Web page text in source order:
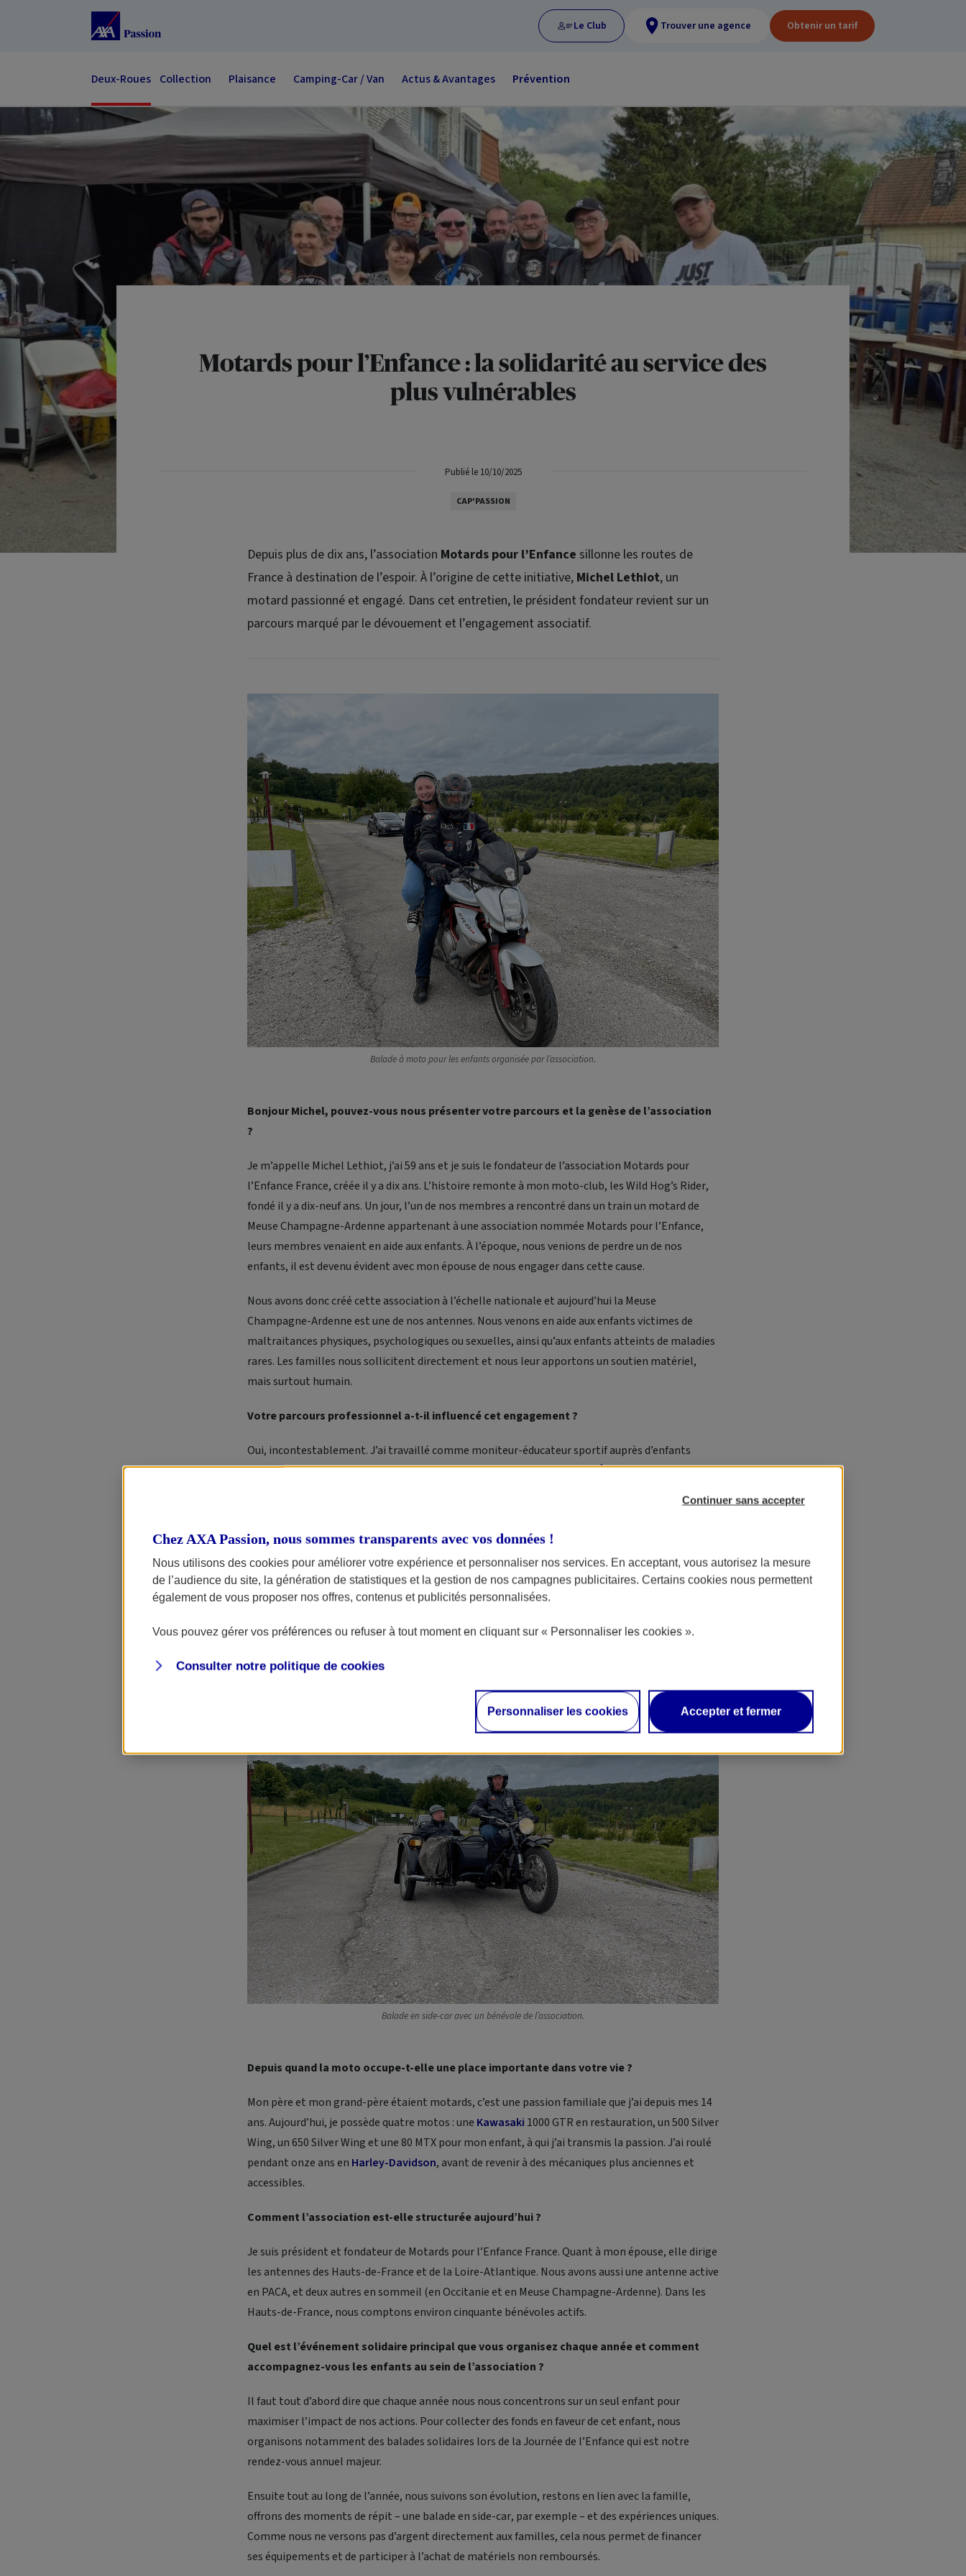
Continuer sans accepter
Chez AXA Passion, nous sommes transparents avec vos données !
Nous utilisons des cookies pour améliorer votre expérience et personnaliser nos services. En acceptant, vous autorisez la mesure
de l’audience du site, la génération de statistiques et la gestion de nos campagnes publicitaires. Certains cookies nous permettent
également de vous proposer nos offres, contenus et publicités personnalisées.
Vous pouvez gérer vos préférences ou refuser à tout moment en cliquant sur « Personnaliser les cookies ».
Consulter notre politique de cookies
Personnaliser les cookies Accepter et fermer
Accéder au Contenu
Le Club Trouver une agence Obtenir un tarif
Deux-Roues Collection Plaisance Camping-Car / Van Actus & Avantages Prévention
Motards pour l’Enfance : la solidarité au service des
plus vulnérables
Publié le 10/10/2025
CAP'PASSION
Depuis plus de dix ans, l’association Motards pour l’Enfance sillonne les routes de
France à destination de l’espoir. À l’origine de cette initiative, Michel Lethiot, un
motard passionné et engagé. Dans cet entretien, le président fondateur revient sur un
parcours marqué par le dévouement et l’engagement associatif.
Balade à moto pour les enfants organisée par l’association.
Bonjour Michel, pouvez-vous nous présenter votre parcours et la genèse de l’association
?
Je m’appelle Michel Lethiot, j’ai 59 ans et je suis le fondateur de l’association Motards pour
l’Enfance France, créée il y a dix ans. L’histoire remonte à mon moto-club, lesWild Hog’s Rider,
fondé il y a dix-neuf ans. Un jour, l’un de nos membres a rencontré dans un train un motard de
Meuse Champagne-Ardenne appartenant à une association nommée Motards pour l’Enfance,
leurs membres venaient en aide aux enfants. À l’époque, nous venions de perdre un de nos
enfants, il est devenu évident avec mon épouse de nous engager dans cette cause.
Nous avons donc créé cette association à l’échelle nationale et aujourd’hui la Meuse
Champagne-Ardenne est une de nos antennes. Nous venons en aide aux enfants victimes de
maltraitances physiques, psychologiques ou sexuelles, ainsi qu’aux enfants atteints de maladies
rares. Les familles nous sollicitent directement et nous leur apportons un soutien matériel,
mais surtout humain.
Votre parcours professionnel a-t-il influencé cet engagement ?
Oui, incontestablement. J’ai travaillé comme moniteur-éducateur sportif auprès d’enfants
handicapés, puis comme surveillant de nuit au sein de l’association APUI1et Les Papillons
besoins spécifiques de ces enfants. Il y a eu une convergence entre notre histoire personnelle,
notre parcours professionnel et la rencontre avec cette antenne locale. Très vite, nous avons
réuni les membres desWild Hog’s Riderpour fonder Motards pour l’Enfance France. L’élan était
naturel.
Balade en side-car avec un bénévole de l’association.
Depuis quand la moto occupe-t-elle une place importante dans votre vie ?
Mon père et mon grand-père étaient motards, c’est une passion familiale que j’ai depuis mes 14
ans. Aujourd’hui, je possède quatre motos : une Kawasaki 1000 GTR en restauration, un 500 Silver
Wing, un 650 Silver Wing et une 80 MTX pour mon enfant, à qui j’ai transmis la passion. J’ai roulé
pendant onze ans en Harley-Davidson, avant de revenir à des mécaniques plus anciennes et
accessibles.
Comment l’association est-elle structurée aujourd’hui ?
Je suis président et fondateur de Motards pour l’Enfance France. Quant à mon épouse, elle dirige
les antennes des Hauts-de-France et de la Loire-Atlantique. Nous avons aussi une antenne active
en PACA, et deux autres en sommeil (en Occitanie et en Meuse Champagne-Ardenne). Dans les
Hauts-de-France, nous comptons environ cinquante bénévoles actifs.
Quel est l’événement solidaire principal que vous organisez chaque année et comment
accompagnez-vous les enfants au sein de l’association ?
Il faut tout d’abord dire que chaque année nous nous concentrons sur un seul enfant pour
maximiser l’impact de nos actions. Pour collecter des fonds en faveur de cet enfant, nous
organisons notamment des balades solidaires lors de la Journée de l’Enfance qui est notre
rendez-vous annuel majeur.
Ensuite tout au long de l’année, nous suivons son évolution, restons en lien avec la famille,
offrons des moments de répit – une balade enside-car, par exemple – et des expériences uniques.
Comme nous ne versons pas d’argent directement aux familles, cela nous permet de financer
ses équipements et de participer à l’achat de matériels non remboursés.